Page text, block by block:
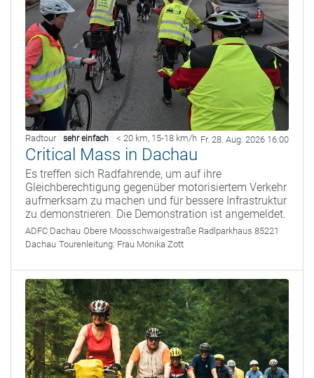
Radtour sehr einfach < 20 km, 15-18 km/h Fr. 28. Aug. 2026 16:00
Critical Mass in Dachau
Es treffen sich Radfahrende, um auf ihre
Gleichberechtigung gegenüber motorisiertem Verkehr
aufmerksam zu machen und für bessere Infrastruktur
zu demonstrieren. Die Demonstration ist angemeldet.
ADFC Dachau Obere Moosschwaigestraße Radlparkhaus 85221
Dachau Tourenleitung: Frau Monika Zott